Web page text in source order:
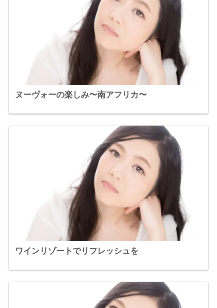
ヌーヴォーの楽しみ〜南アフリカ〜
ワインリゾートでリフレッシュを